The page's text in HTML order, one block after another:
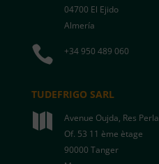
04700 El Ejido
Almería
 +34 950 489 060
TUDEFRIGO SARL

Avenue Oujda, Res Perla
Of. 53 11 ème ètage
90000 Tanger